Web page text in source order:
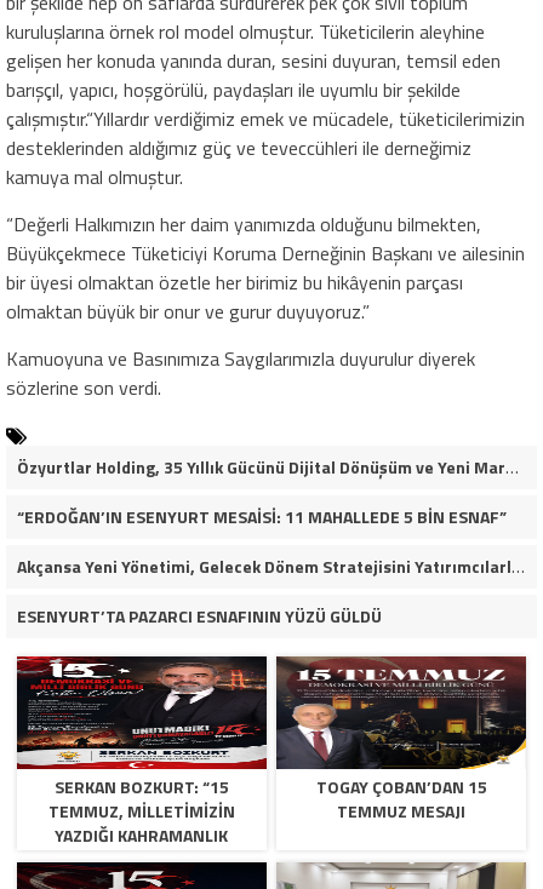
kuruluşlarına örnek rol model olmuştur. Tüketicilerin aleyhine
gelişen her konuda yanında duran, sesini duyuran, temsil eden
barışçıl, yapıcı, hoşgörülü, paydaşları ile uyumlu bir şekilde
çalışmıştır.“Yıllardır verdiğimiz emek ve mücadele, tüketicilerimizin
desteklerinden aldığımız güç ve teveccühleri ile derneğimiz
kamuya mal olmuştur.
“Değerli Halkımızın her daim yanımızdaolduğunu bilmekten,
Büyükçekmece Tüketiciyi Koruma Derneğinin Başkanı ve ailesinin
bir üyesi olmaktan özetle her birimiz bu hikâyenin parçası
olmaktan büyük bir onur ve gurur duyuyoruz.”
Kamuoyuna ve Basınımıza Saygılarımızla duyurulur diyerek
sözlerine son verdi.
Özyurtlar Holding, 35 Yıllık Gücünü Dijital Dönüşüm ve Yeni Marka Stratejisiyle Geleceğe Taşıyor
“ERDOĞAN’IN ESENYURT MESAİSİ: 11 MAHALLEDE 5 BİN ESNAF”
Akçansa Yeni Yönetimi, Gelecek Dönem Stratejisini Yatırımcılarla Paylaştı
ESENYURT’TA PAZARCI ESNAFININ YÜZÜ GÜLDÜ
SERKAN BOZKURT: “15
TEMMUZ, MILLETIMIZIN
YAZDIĞI KAHRAMANLIK
DESTANIDIR”
TOGAY ÇOBAN’DAN 15
TEMMUZ MESAJI